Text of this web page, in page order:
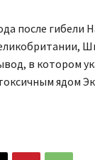
после гибели
в котором
ядом